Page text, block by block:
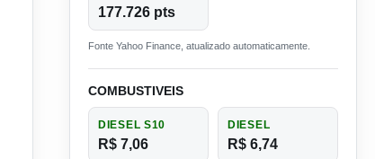
177.726 pts
Fonte Yahoo Finance, atualizado automaticamente.
COMBUSTIVEIS
DIESEL S10
R$ 7,06
DIESEL
R$ 6,74